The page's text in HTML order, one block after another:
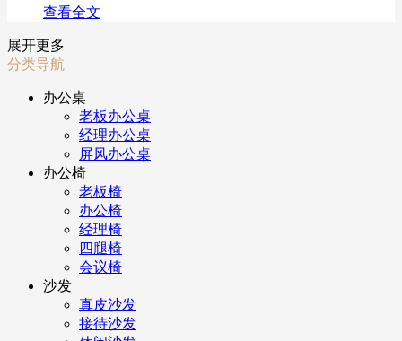
查看全文
展开更多
分类导航
办公桌
老板办公桌
经理办公桌
屏风办公桌
办公椅
老板椅
办公椅
经理椅
四腿椅
会议椅
沙发
真皮沙发
接待沙发